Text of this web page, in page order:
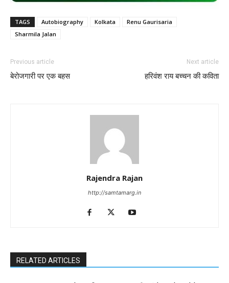
TAGS Autobiography Kolkata
Renu Gaurisaria
Sharmila Jalan
Previous article
बेरोजगारी पर एक बहस
Next article
हरिवंश राय बच्चन की कविता
Rajendra Rajan
http://samtamarg.in
RELATED ARTICLES